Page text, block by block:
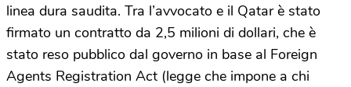
linea dura saudita. Tra l’avvocato e il Qatar è stato
firmato un contratto da 2,5 milioni di dollari, che è
stato reso pubblico dal governo in base al Foreign
Agents Registration Act (legge che impone a chi